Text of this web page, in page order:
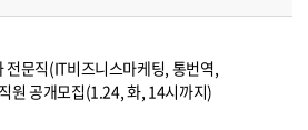
전문직(IT비즈니스마케팅, 통번역,
원 공개모집(1.24, 화, 14시까지)